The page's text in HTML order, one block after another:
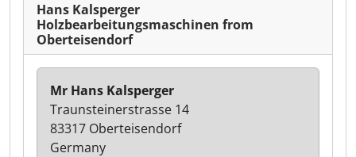
Hans Kalsperger
Holzbearbeitungsmaschinen from
Oberteisendorf
Mr Hans Kalsperger
Traunsteinerstrasse 14
83317 Oberteisendorf
Germany